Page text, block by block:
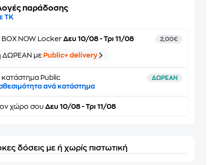
παράδοσης
ΤΚ
BOX NOW Locker Δευ 10/08 - Τρι 11/08 2,00€
ΔΩΡΕΑΝ με Public+ delivery
κατάστημα Public ΔΩΡΕΑΝ
ανά κατάστημα
χώρο σου Δευ 10/08 - Τρι 11/08
δόσεις με ή χωρίς πιστωτική